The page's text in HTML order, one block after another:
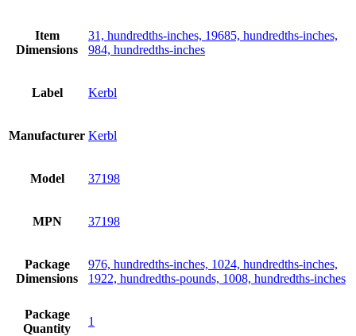
Item
Dimensions
31, hundredths-inches, 19685, hundredths-inches,
984, hundredths-inches
Label Kerbl
Manufacturer Kerbl
Model 37198
MPN 37198
Package
Dimensions
976, hundredths-inches, 1024, hundredths-inches,
1922, hundredths-pounds, 1008, hundredths-inches
Package
Quantity
1